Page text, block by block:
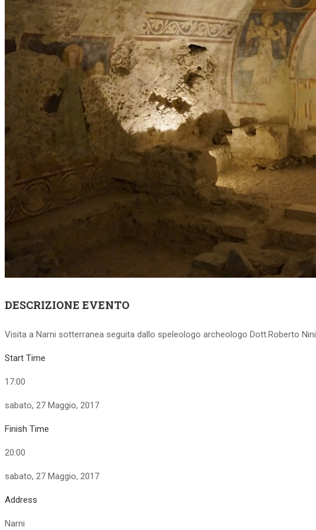
DESCRIZIONE EVENTO
Visita a Narni sotterranea seguita dallo speleologo archeologo Dott.Roberto Nini
Start Time
17:00
sabato, 27 Maggio, 2017
Finish Time
20:00
sabato, 27 Maggio, 2017
Address
Narni